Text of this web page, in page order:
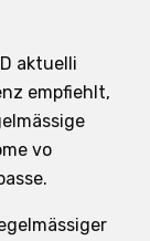
aktuelli
empfiehlt,
vo